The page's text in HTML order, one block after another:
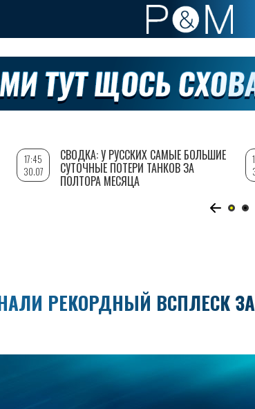
РЕКОРДНЫЙ ВСПЛЕСК
17:45
30.07
СВОДКА: У РУССКИХ САМЫЕ БОЛЬШИЕ
СУТОЧНЫЕ ПОТЕРИ ТАНКОВ ЗА
ПОЛТОРА МЕСЯЦА